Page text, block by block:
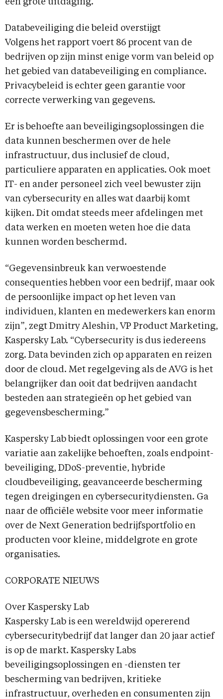
een grote uitdaging.
Databeveiliging die beleid overstijgt
Volgens het rapport voert 86 procent van de
bedrijven op zijn minst enige vorm van beleid op
het gebied van databeveiliging en compliance.
Privacybeleid is echter geen garantie voor
correcte verwerking van gegevens.
Er is behoefte aan beveiligingsoplossingen die
data kunnen beschermen over de hele
infrastructuur, dus inclusief de cloud,
particuliere apparaten en applicaties. Ook moet
IT- en ander personeel zich veel bewuster zijn
van cybersecurity en alles wat daarbij komt
kijken. Dit omdat steeds meer afdelingen met
data werken en moeten weten hoe die data
kunnen worden beschermd.
“Gegevensinbreuk kan verwoestende
consequenties hebben voor een bedrijf, maar ook
de persoonlijke impact op het leven van
individuen, klanten en medewerkers kan enorm
zijn”, zegt Dmitry Aleshin, VP Product Marketing,
Kaspersky Lab. “Cybersecurity is dus iedereens
zorg. Data bevinden zich op apparaten en reizen
door de cloud. Met regelgeving als de AVG is het
belangrijker dan ooit dat bedrijven aandacht
besteden aan strategieën op het gebied van
gegevensbescherming.”
Kaspersky Lab biedt oplossingen voor een grote
variatie aan zakelijke behoeften, zoals endpoint-
beveiliging, DDoS-preventie, hybride
cloudbeveiliging, geavanceerde bescherming
tegen dreigingen en cybersecuritydiensten. Ga
naar de officiële website voor meer informatie
over de Next Generation bedrijfsportfolio en
producten voor kleine, middelgrote en grote
organisaties.
CORPORATE NIEUWS
Over Kaspersky Lab
Kaspersky Lab is een wereldwijd opererend
cybersecuritybedrijf dat langer dan 20 jaar actief
is op de markt. Kaspersky Labs
beveiligingsoplossingen en -diensten ter
bescherming van bedrijven, kritieke
infrastructuur, overheden en consumenten zijn